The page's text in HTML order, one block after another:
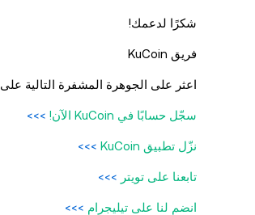
شكرًا لدعمك!
فريق KuCoin
اعثر على الجوهرة المشفرة التالية على KuCoin!
سجّل حسابًا في KuCoin الآن! >>>
نزّل تطبيق KuCoin >>>
تابعنا على تويتر >>>
انضم لنا على تيليجرام >>>